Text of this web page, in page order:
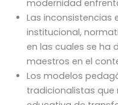
modernidad
Las inconsistencias
institucional,
en las cuales se ha
maestros en el
Los modelos
tradicionalistas que